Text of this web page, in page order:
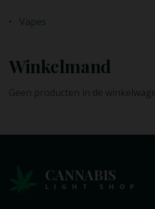
Vapes
Winkelmand
Geen producten in de
CANNABIS
LIGHT SHOP